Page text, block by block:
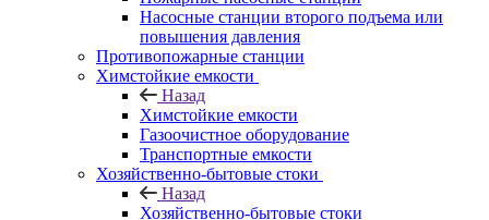
Насосные cтанции второго подъема или
повышения давления
Противопожарные станции
Химстойкие емкости
Назад
Химстойкие емкости
Газоочистное оборудование
Транспортные емкости
Хозяйственно-бытовые стоки
Назад
Хозяйственно-бытовые стоки